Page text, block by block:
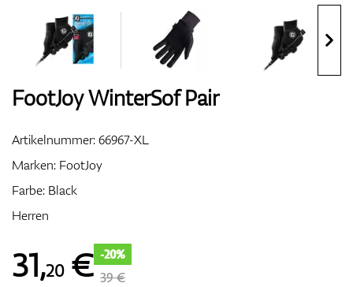
Bags
Entfernungsmesser & GPS
FootJoy WinterSof Pair
Artikelnummer:66967-XL
Marken: FootJoy
Farbe: Black
Herren
31,20€ -20%
39 €